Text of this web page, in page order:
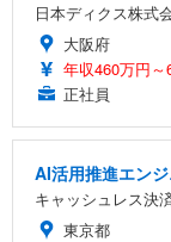
日本ディクス株式
大阪府
年収460万円～
正社員
AI活用推進エン
キャッシュレス決
東京都